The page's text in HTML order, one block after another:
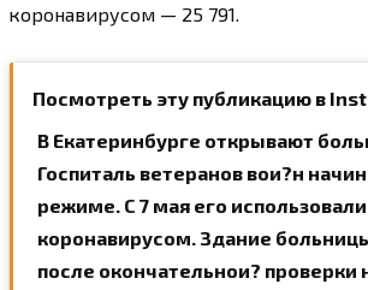
коронавирусом — 25 791.
Посмотреть эту публикацию в
В Екатеринбурге открывают
Госпиталь ветеранов вои?н
режиме. С 7 мая его
коронавирусом. Здание
после окончательнои? проверки